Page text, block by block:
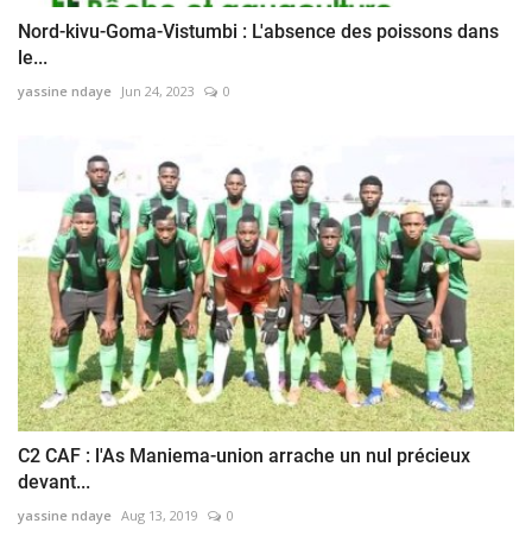
Nord-kivu-Goma-Vistumbi : L'absence des poissons dans
le...
yassine ndaye Jun 24, 2023 0
C2 CAF : l'As Maniema-union arrache un nul précieux
devant...
yassine ndaye Aug 13, 2019 0